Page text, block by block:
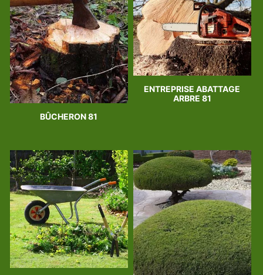
BÛCHERON 81
ENTREPRISE ABATTAGE
ARBRE 81